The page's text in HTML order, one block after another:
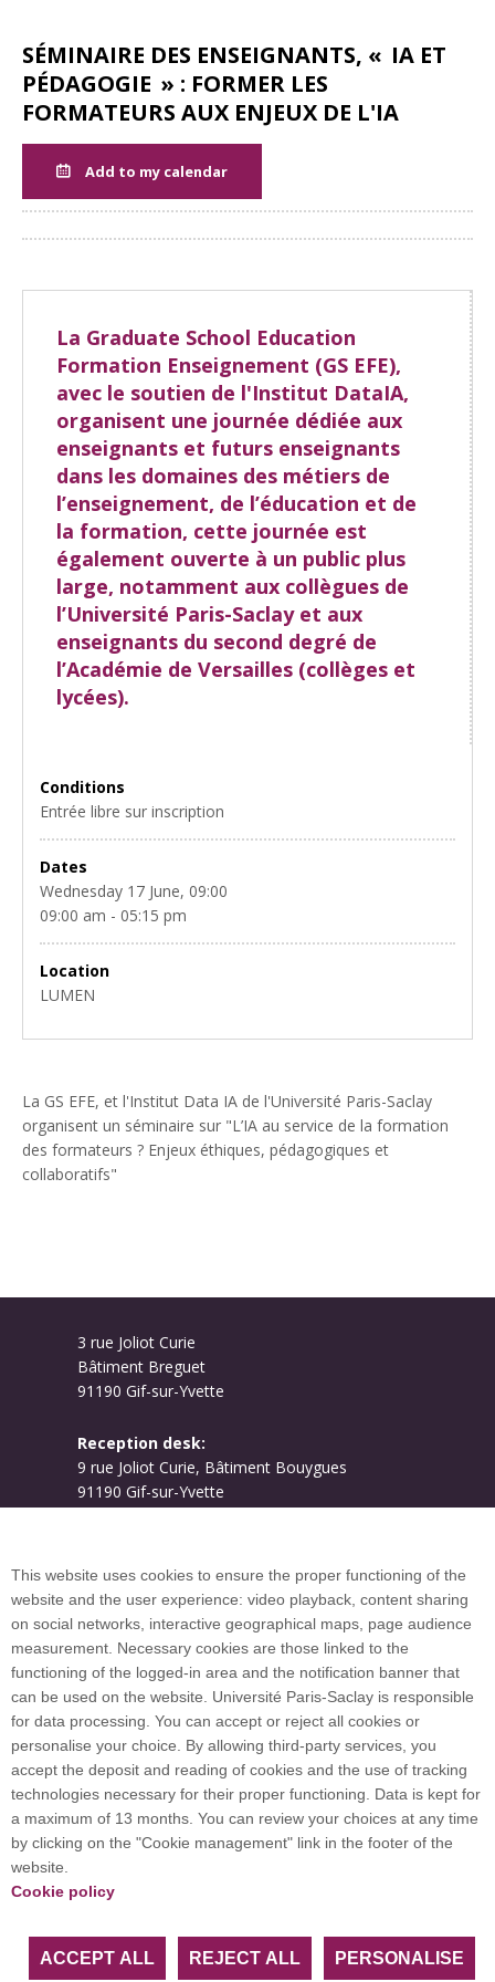
SÉMINAIRE DES ENSEIGNANTS, « IA ET
PÉDAGOGIE » : FORMER LES
FORMATEURS AUX ENJEUX DE L'IA
Add to my calendar
La Graduate School Education
Formation Enseignement (GS EFE),
avec le soutien de l'Institut DataIA,
organisent une journée dédiée aux
enseignants et futurs enseignants
dans les domaines des métiers de
l’enseignement, de l’éducation et de
la formation, cette journée est
également ouverte à un public plus
large, notamment aux collègues de
l’Université Paris-Saclay et aux
enseignants du second degré de
l’Académie de Versailles (collèges et
lycées).
Conditions
Entrée libre sur inscription
Dates
Wednesday 17 June, 09:00
09:00 am - 05:15 pm
Location
LUMEN
La GS EFE, et l'Institut Data IA de l'Université Paris-Saclay
organisent un séminaire sur "L’IA au service de la formation
des formateurs ? Enjeux éthiques, pédagogiques et
collaboratifs"
3 rue Joliot Curie
Bâtiment Breguet
91190 Gif-sur-Yvette
Reception desk:
9 rue Joliot Curie, Bâtiment Bouygues
91190 Gif-sur-Yvette
Plan du site
International welcome desk
Université Paris-Saclay coordinates the EUGLOH
European University Alliance and is a member of
European and international networks: CESAER,
This website uses cookies to ensure the proper functioning of the
website and the user experience: video playback, content sharing
on social networks, interactive geographical maps, page audience
measurement. Necessary cookies are those linked to the
functioning of the logged-in area and the notification banner that
can be used on the website. Université Paris-Saclay is responsible
for data processing. You can accept or reject all cookies or
personalise your choice. By allowing third-party services, you
accept the deposit and reading of cookies and the use of tracking
technologies necessary for their proper functioning. Data is kept for
a maximum of 13 months. You can review your choices at any time
by clicking on the "Cookie management" link in the footer of the
website.
Cookie policy
ACCEPT ALL REJECT ALL PERSONALISE